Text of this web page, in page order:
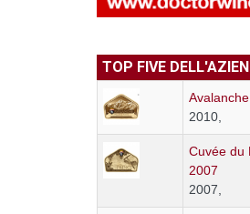
TOP FIVE
2010,
Cuvée du
2007
2007,